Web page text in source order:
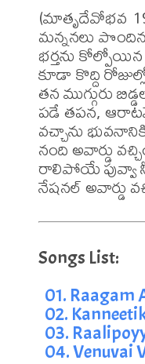
(మాతృదేవోభవ
మన్ననలు
భర్తను కోల్పోయిన
కూడా కొద్ది
తన ముగ్గురు
పడే తపన,
వచ్చాను
నంది అవార్డు
రాలిపోయే పువ్వా
01. Raagam
02.
03.
04. Venuvai